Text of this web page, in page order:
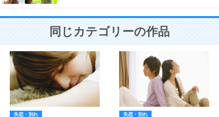
同じカテゴリーの作品
失恋・別れ 失恋・別れ